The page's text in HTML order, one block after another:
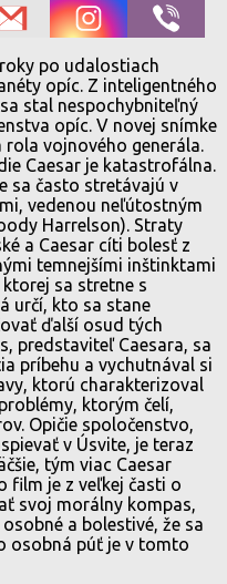
po udalostiach
opíc. Z inteligentného
stal nespochybniteľný
opíc. V novej snímke
vojnového generála.
Caesar je katastrofálna.
sa často stretávajú v
vedenou neľútostným
Harrelson). Straty
a Caesar cíti bolesť z
temnejšími inštinktami
sa stretne s
určí, kto sa stane
ďalší osud tých
predstaviteľ Caesara, sa
príbehu a vychutnával si
ktorú charakterizoval
ktorým čelí,
Opičie spoločenstvo,
v Úsvite, je teraz
tým viac Caesar
film je z veľkej časti o
svoj morálny kompas,
a bolestivé, že sa
osobná púť je v tomto